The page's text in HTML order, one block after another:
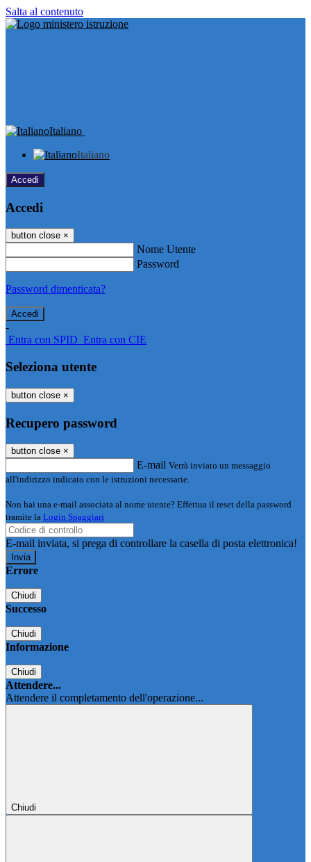
Salta al contenuto
Italiano
Italiano
Accedi
Accedi
button close ×
Nome Utente
Password
Password dimenticata?
-
Entra con SPID Entra con CIE
Seleziona utente
button close ×
Recupero password
button close ×
E-mail Verrà inviato un messaggio
all'indirizzo indicato con le istruzioni necessarie.
Non hai una e-mail associata al nome utente? Effettua il reset della password
tramite la Login Spaggiari
E-mail inviata, si prega di controllare la casella di posta elettronica!
Errore
Chiudi
Successo
Chiudi
Informazione
Chiudi
Attendere...
Attendere il completamento dell'operazione...
Chiudi